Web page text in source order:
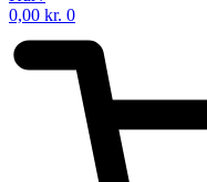
0,00 kr. 0